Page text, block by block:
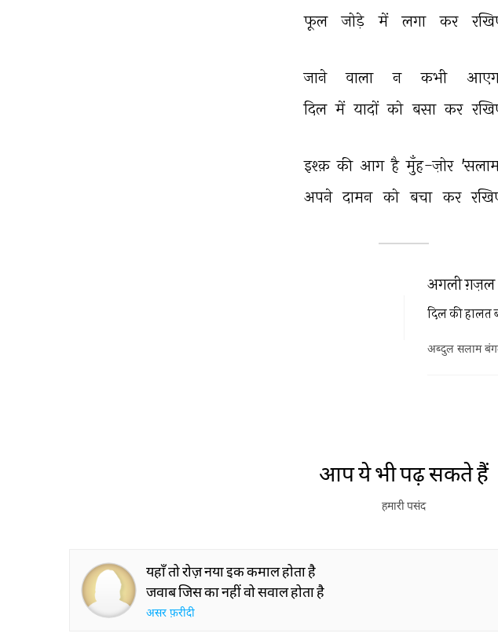
फूल
जोड़े में लगा कर
जाने वाला न कभी
दिल में यादों को बसा कर
इश्क़ की आग है मुँह-ज़ोर
अपने दामन को बचा कर
अगली ग़ज़ल
दिल की हालत
अब्दुल सलाम
आप ये भी पढ़ सकते हैं
हमारी पसंद
यहाँ तो रोज़ नया इक कमाल होता है
जवाब जिस का नहीं वो सवाल होता है
असर फ़रीदी